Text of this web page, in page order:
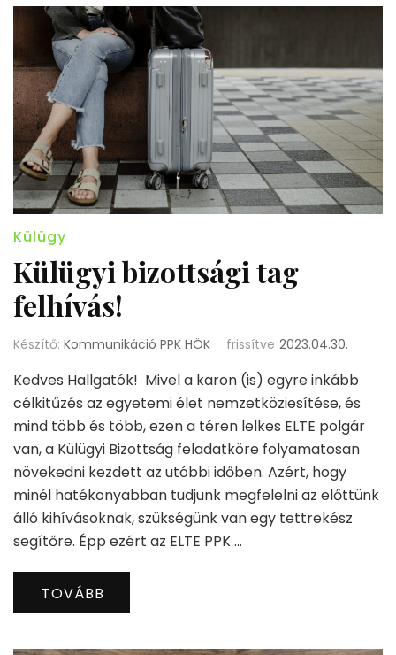
Külügy
Külügyi bizottsági tag
felhívás!
Készítő: Kommunikáció PPK HÖK frissítve 2023.04.30.
Kedves Hallgatók! Mivel a karon (is) egyre inkább
célkitűzés az egyetemi élet nemzetköziesítése, és
mind több és több, ezen a téren lelkes ELTE polgár
van, a Külügyi Bizottság feladatköre folyamatosan
növekedni kezdett az utóbbi időben. Azért, hogy
minél hatékonyabban tudjunk megfelelni az előttünk
álló kihívásoknak, szükségünk van egy tettrekész
segítőre. Épp ezért az ELTE PPK …
TOVÁBB